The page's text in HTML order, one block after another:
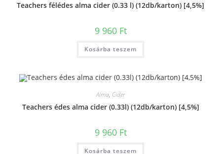
Teachers félédes alma cider (0.33 l) (12db/karton) [4,5%]
9 960 Ft
Kosárba teszem
Alma, Cider
Teachers édes alma cider (0.33l) (12db/karton) [4,5%]
9 960 Ft
Kosárba teszem